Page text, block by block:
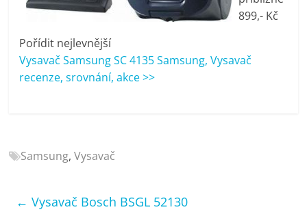
bazény
Nejlepší
elektronika
porovnání
pračky,
mobilní
899,- Kč
Pořídit nejlevnější
Vysavač Samsung SC 4135 Samsung, Vysavač
recenze, srovnání, akce >>
Samsung,Vysavač
← Vysavač Bosch BSGL 52130